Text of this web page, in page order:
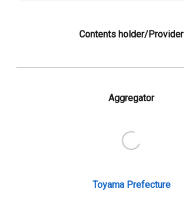
Contents holder/Provider
Aggregator
Toyama Prefecture